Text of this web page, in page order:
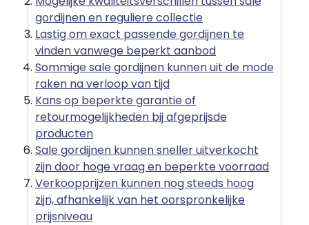
gordijnen en reguliere collectie
Lastig om exact passende gordijnen te
vinden vanwege beperkt aanbod
Sommige sale gordijnen kunnen uit de mode
raken na verloop van tijd
Kans op beperkte garantie of
retourmogelijkheden bij afgeprijsde
producten
Sale gordijnen kunnen sneller uitverkocht
zijn door hoge vraag en beperkte voorraad
Verkoopprijzen kunnen nog steeds hoog
zijn, afhankelijk van het oorspronkelijke
prijsniveau